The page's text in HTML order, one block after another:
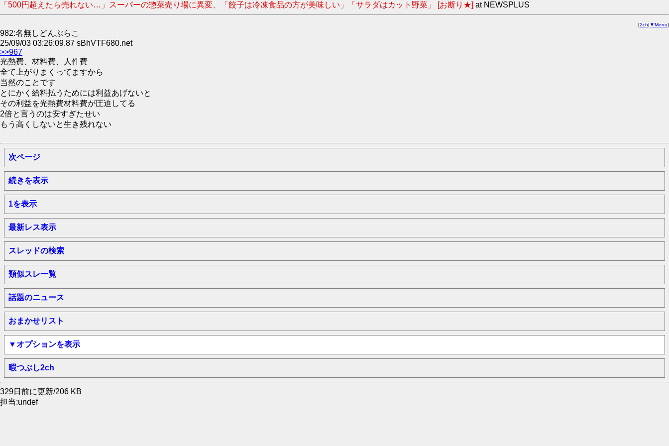
「500円超えたら売れない…」スーパーの惣菜売り場に異変、「餃子は冷凍食品の方が美味しい」「サラダはカット野菜」 [お断り★] at NEWSPLUS
[2ch| ▼Menu]
982:名無しどんぶらこ
25/09/03 03:26:09.87 sBhVTF680.net
>>967
光熱費、材料費、人件費
全て上がりまくってますから
当然のことです
とにかく給料払うためには利益あげないと
その利益を光熱費材料費が圧迫してる
2倍と言うのは安すぎたせい
もう高くしないと生き残れない
次ページ
続きを表示
1を表示
最新レス表示
スレッドの検索
類似スレ一覧
話題のニュース
おまかせリスト
▼オプションを表示
暇つぶし2ch
329日前に更新/206 KB
担当:undef